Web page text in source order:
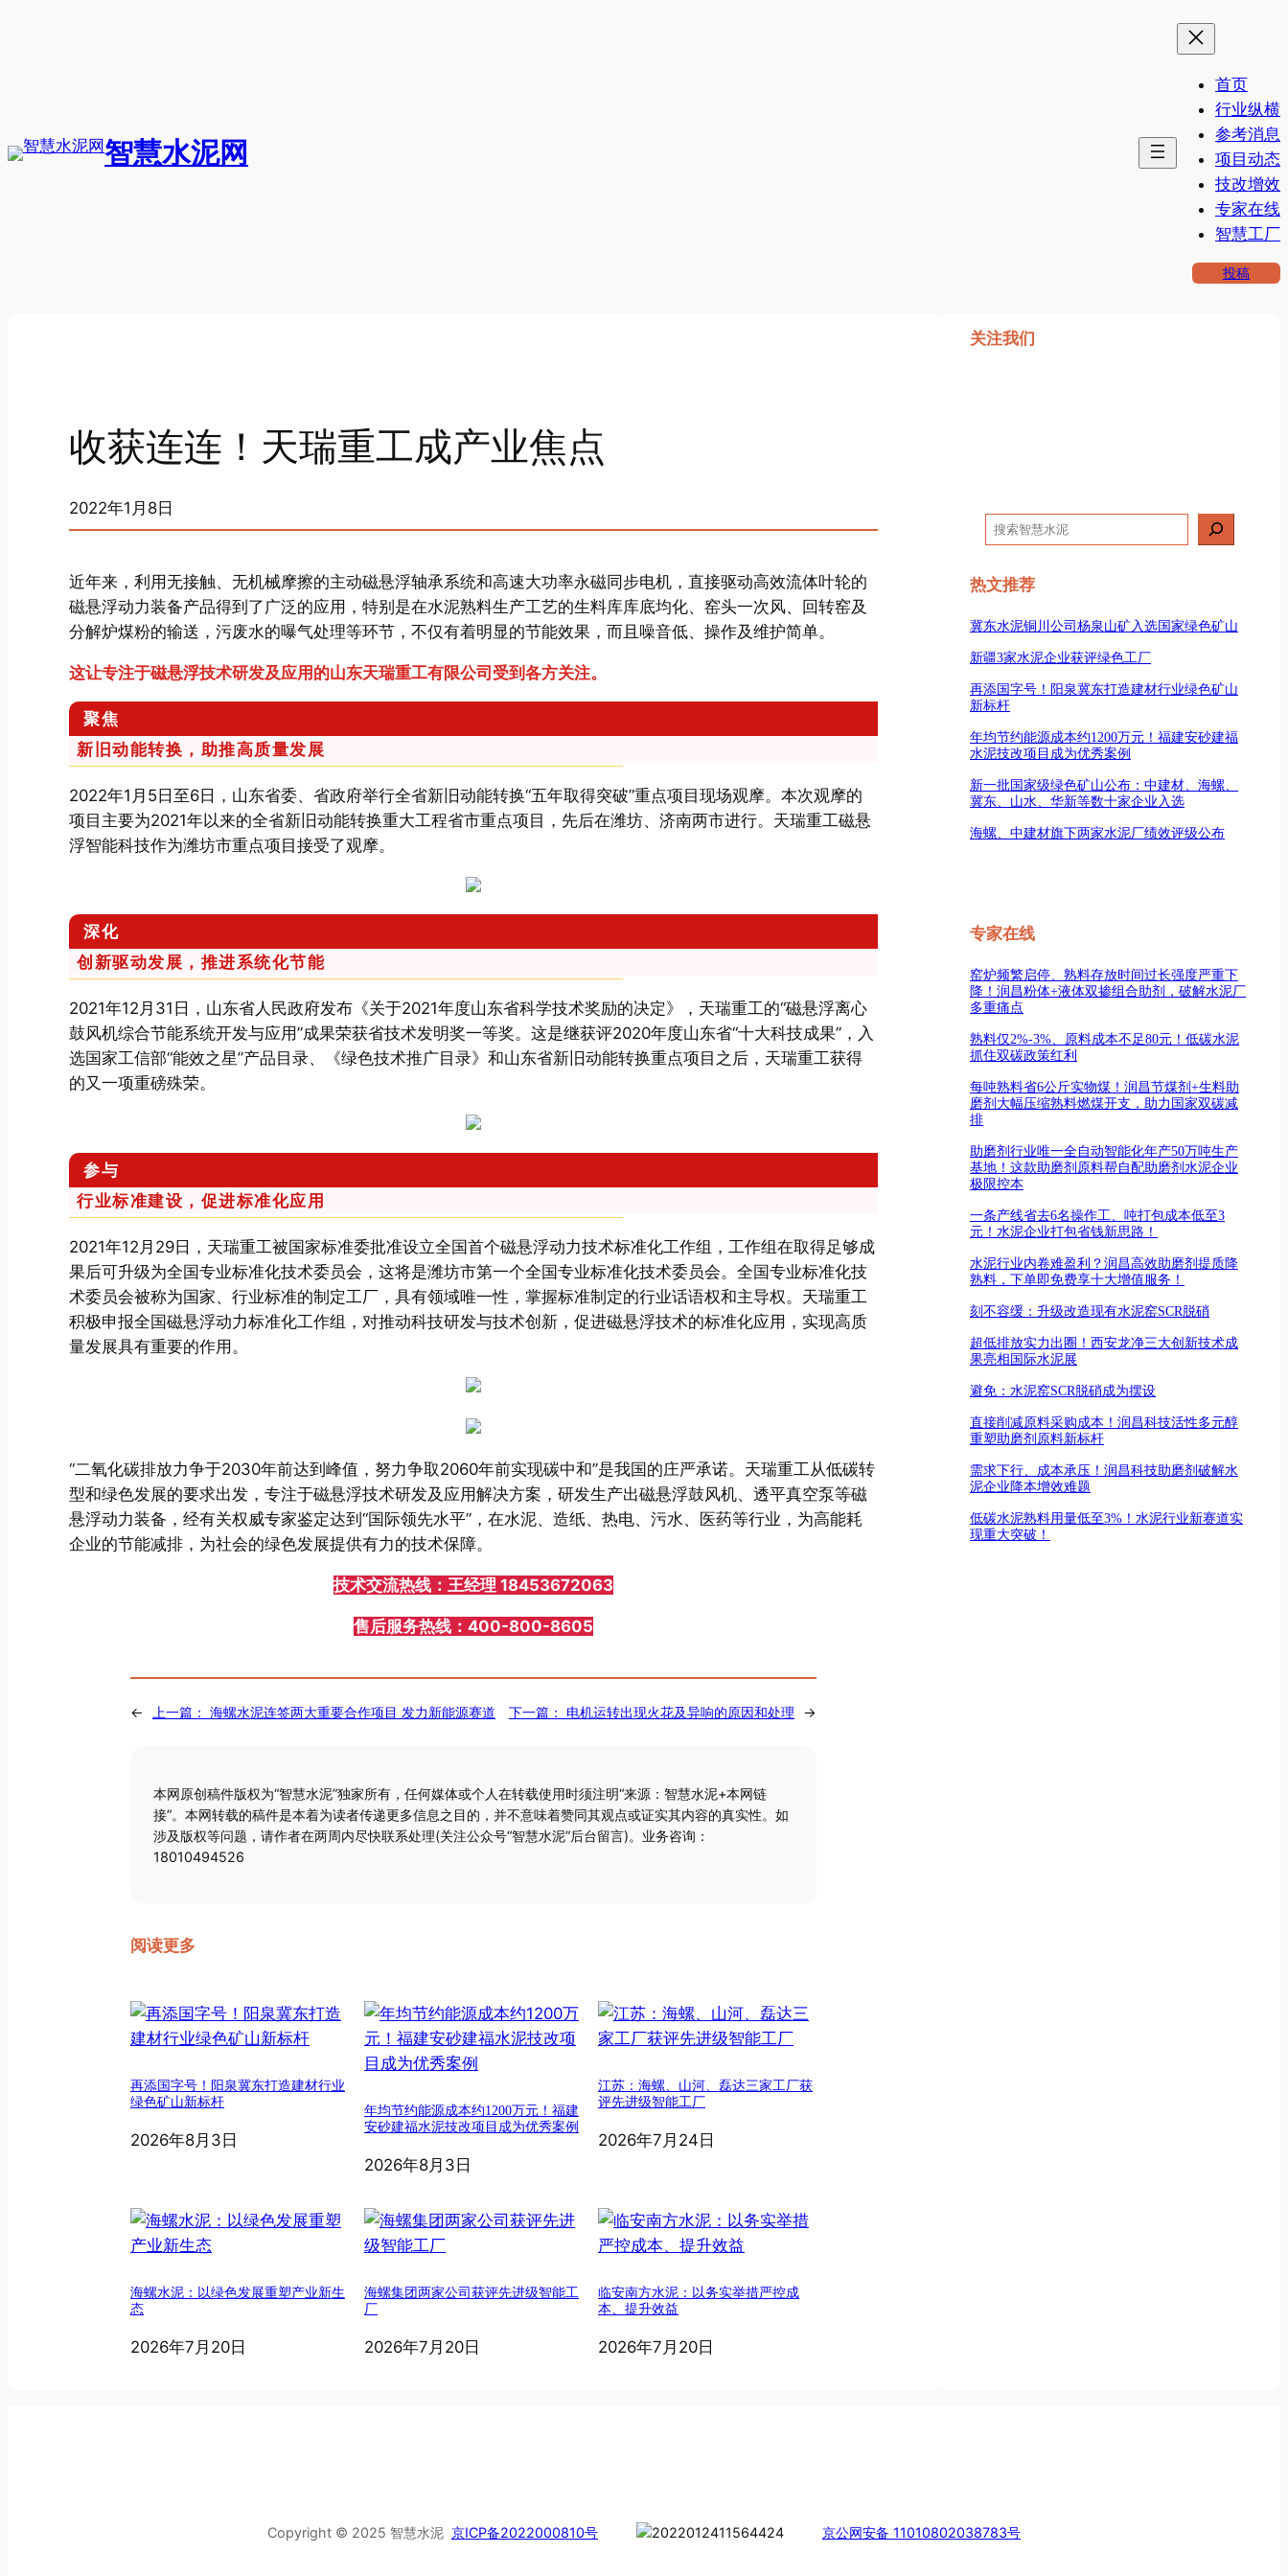
智慧水泥网
首页
行业纵横
参考消息
项目动态
技改增效
专家在线
智慧工厂
投稿
收获连连！天瑞重工成产业焦点
2022年1月8日
近年来，利用无接触、无机械摩擦的主动磁悬浮轴承系统和高速大功率永磁同步电机，直接驱动高效流体叶轮的
磁悬浮动力装备产品得到了广泛的应用，特别是在水泥熟料生产工艺的生料库库底均化、窑头一次风、回转窑及
分解炉煤粉的输送，污废水的曝气处理等环节，不仅有着明显的节能效果，而且噪音低、操作及维护简单。
这让专注于磁悬浮技术研发及应用的山东天瑞重工有限公司受到各方关注。
聚焦
新旧动能转换，助推高质量发展
2022年1月5日至6日，山东省委、省政府举行全省新旧动能转换“五年取得突破”重点项目现场观摩。本次观摩的
项目主要为2021年以来的全省新旧动能转换重大工程省市重点项目，先后在潍坊、济南两市进行。天瑞重工磁悬
浮智能科技作为潍坊市重点项目接受了观摩。
深化
创新驱动发展，推进系统化节能
2021年12月31日，山东省人民政府发布《关于2021年度山东省科学技术奖励的决定》，天瑞重工的“磁悬浮离心
鼓风机综合节能系统开发与应用”成果荣获省技术发明奖一等奖。这是继获评2020年度山东省“十大科技成果”，入
选国家工信部“能效之星”产品目录、《绿色技术推广目录》和山东省新旧动能转换重点项目之后，天瑞重工获得
的又一项重磅殊荣。
参与
行业标准建设，促进标准化应用
2021年12月29日，天瑞重工被国家标准委批准设立全国首个磁悬浮动力技术标准化工作组，工作组在取得足够成
果后可升级为全国专业标准化技术委员会，这将是潍坊市第一个全国专业标准化技术委员会。全国专业标准化技
术委员会被称为国家、行业标准的制定工厂，具有领域唯一性，掌握标准制定的行业话语权和主导权。天瑞重工
积极申报全国磁悬浮动力标准化工作组，对推动科技研发与技术创新，促进磁悬浮技术的标准化应用，实现高质
量发展具有重要的作用。
“二氧化碳排放力争于2030年前达到峰值，努力争取2060年前实现碳中和”是我国的庄严承诺。天瑞重工从低碳转
型和绿色发展的要求出发，专注于磁悬浮技术研发及应用解决方案，研发生产出磁悬浮鼓风机、透平真空泵等磁
悬浮动力装备，经有关权威专家鉴定达到“国际领先水平”，在水泥、造纸、热电、污水、医药等行业，为高能耗
企业的节能减排，为社会的绿色发展提供有力的技术保障。
技术交流热线：王经理 18453672063
售后服务热线：400-800-8605
← 上一篇： 海螺水泥连签两大重要合作项目 发力新能源赛道 下一篇： 电机运转出现火花及异响的原因和处理 →
本网原创稿件版权为“智慧水泥”独家所有，任何媒体或个人在转载使用时须注明“来源：智慧水泥+本网链
接”。本网转载的稿件是本着为读者传递更多信息之目的，并不意味着赞同其观点或证实其内容的真实性。如
涉及版权等问题，请作者在两周内尽快联系处理(关注公众号“智慧水泥”后台留言)。业务咨询：
18010494526
阅读更多
再添国字号！阳泉冀东打造建材行业
绿色矿山新标杆
2026年8月3日
年均节约能源成本约1200万元！福建
安砂建福水泥技改项目成为优秀案例
2026年8月3日
江苏：海螺、山河、磊达三家工厂获
评先进级智能工厂
2026年7月24日
海螺水泥：以绿色发展重塑产业新生
态
2026年7月20日
海螺集团两家公司获评先进级智能工
厂
2026年7月20日
临安南方水泥：以务实举措严控成
本、提升效益
2026年7月20日
关注我们
搜
索
热文推荐
冀东水泥铜川公司杨泉山矿入选国家绿色矿山
新疆3家水泥企业获评绿色工厂
再添国字号！阳泉冀东打造建材行业绿色矿山
新标杆
年均节约能源成本约1200万元！福建安砂建福
水泥技改项目成为优秀案例
新一批国家级绿色矿山公布：中建材、海螺、
冀东、山水、华新等数十家企业入选
海螺、中建材旗下两家水泥厂绩效评级公布
专家在线
窑炉频繁启停、熟料存放时间过长强度严重下
降！润昌粉体+液体双掺组合助剂，破解水泥厂
多重痛点
熟料仅2%-3%、原料成本不足80元！低碳水泥
抓住双碳政策红利
每吨熟料省6公斤实物煤！润昌节煤剂+生料助
磨剂大幅压缩熟料燃煤开支，助力国家双碳减
排
助磨剂行业唯一全自动智能化年产50万吨生产
基地！这款助磨剂原料帮自配助磨剂水泥企业
极限控本
一条产线省去6名操作工、吨打包成本低至3
元！水泥企业打包省钱新思路！
水泥行业内卷难盈利？润昌高效助磨剂提质降
熟料，下单即免费享十大增值服务！
刻不容缓：升级改造现有水泥窑SCR脱硝
超低排放实力出圈！西安龙净三大创新技术成
果亮相国际水泥展
避免：水泥窑SCR脱硝成为摆设
直接削减原料采购成本！润昌科技活性多元醇
重塑助磨剂原料新标杆
需求下行、成本承压！润昌科技助磨剂破解水
泥企业降本增效难题
低碳水泥熟料用量低至3%！水泥行业新赛道实
现重大突破！
Copyright © 2025 智慧水泥 京ICP备2022000810号 京公网安备 11010802038783号